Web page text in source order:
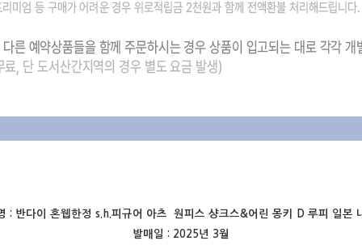
: 반다이 혼웹한정 s.h.피규어 아츠 원피스 샹크스&어린 몽키 D 루피 일본
발매일 : 2025년 3월